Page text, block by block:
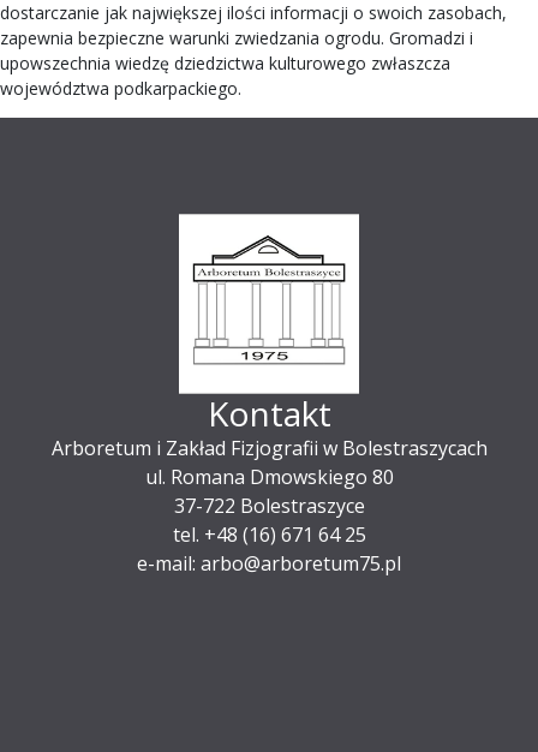
dostarczanie jak największej ilości informacji o swoich zasobach,
zapewnia bezpieczne warunki zwiedzania ogrodu. Gromadzi i
upowszechnia wiedzę dziedzictwa kulturowego zwłaszcza
województwa podkarpackiego.
Kontakt
Arboretum i Zakład Fizjografii w Bolestraszycach
ul. Romana Dmowskiego 80
37-722 Bolestraszyce
tel. +48 (16) 671 64 25
e-mail: arbo@arboretum75.pl